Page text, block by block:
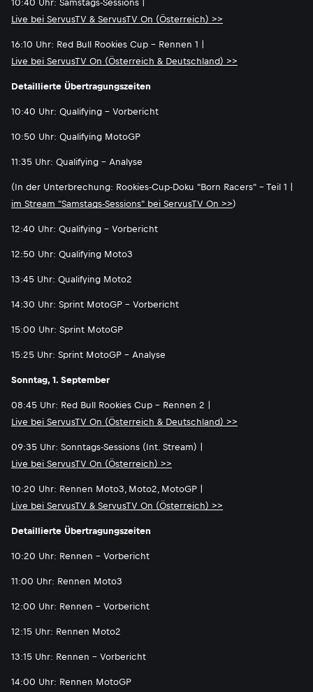
10:40 Uhr: Samstags-Sessions |
Live bei ServusTV & ServusTV On (Österreich) >>
16:10 Uhr: Red Bull Rookies Cup - Rennen 1 |
Live bei ServusTV On (Österreich & Deutschland) >>
Detaillierte Übertragungszeiten
10:40 Uhr: Qualifying - Vorbericht
10:50 Uhr: Qualifying MotoGP
11:35 Uhr: Qualifying - Analyse
(In der Unterbrechung: Rookies-Cup-Doku "Born Racers" - Teil 1 |
im Stream "Samstags-Sessions" bei ServusTV On >>)
12:40 Uhr: Qualifying - Vorbericht
12:50 Uhr: Qualifying Moto3
13:45 Uhr: Qualifying Moto2
14:30 Uhr: Sprint MotoGP - Vorbericht
15:00 Uhr: Sprint MotoGP
15:25 Uhr: Sprint MotoGP - Analyse
Sonntag, 1. September
08:45 Uhr: Red Bull Rookies Cup - Rennen 2 |
Live bei ServusTV On (Österreich & Deutschland) >>
09:35 Uhr: Sonntags-Sessions (Int. Stream) |
Live bei ServusTV On (Österreich) >>
10:20 Uhr: Rennen Moto3, Moto2, MotoGP |
Live bei ServusTV & ServusTV On (Österreich) >>
Detaillierte Übertragungszeiten
10:20 Uhr: Rennen - Vorbericht
11:00 Uhr: Rennen Moto3
12:00 Uhr: Rennen - Vorbericht
12:15 Uhr: Rennen Moto2
13:15 Uhr: Rennen - Vorbericht
14:00 Uhr: Rennen MotoGP